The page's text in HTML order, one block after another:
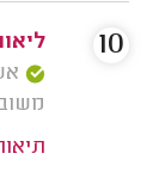
משוב: 12/11/
10